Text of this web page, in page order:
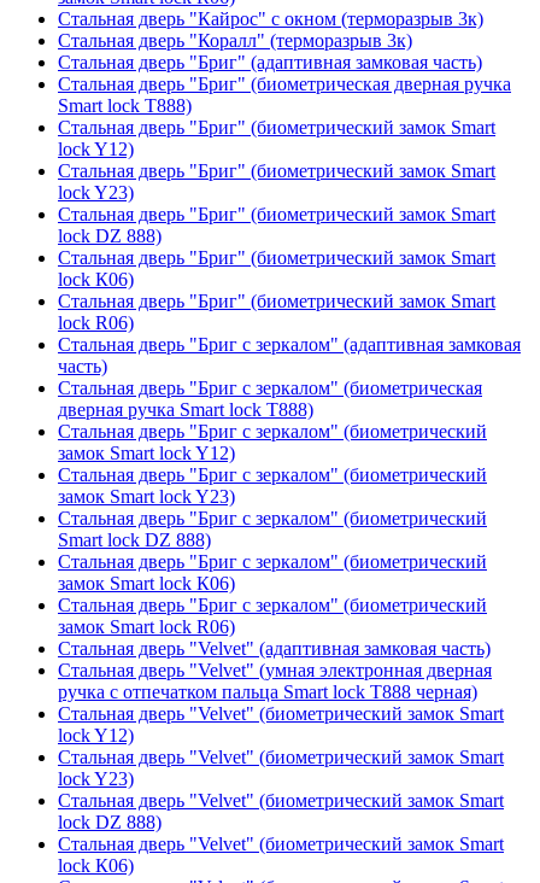
Стальная дверь "Кайрос" с окном (терморазрыв 3к)
Стальная дверь "Коралл" (терморазрыв 3к)
Стальная дверь "Бриг" (адаптивная замковая часть)
Стальная дверь "Бриг" (биометрическая дверная ручка
Smart lock T888)
Стальная дверь "Бриг" (биометрический замок Smart
lock Y12)
Стальная дверь "Бриг" (биометрический замок Smart
lock Y23)
Стальная дверь "Бриг" (биометрический замок Smart
lock DZ 888)
Стальная дверь "Бриг" (биометрический замок Smart
lock К06)
Стальная дверь "Бриг" (биометрический замок Smart
lock R06)
Стальная дверь "Бриг с зеркалом" (адаптивная замковая
часть)
Стальная дверь "Бриг с зеркалом" (биометрическая
дверная ручка Smart lock T888)
Стальная дверь "Бриг с зеркалом" (биометрический
замок Smart lock Y12)
Стальная дверь "Бриг с зеркалом" (биометрический
замок Smart lock Y23)
Стальная дверь "Бриг с зеркалом" (биометрический
Smart lock DZ 888)
Стальная дверь "Бриг с зеркалом" (биометрический
замок Smart lock К06)
Стальная дверь "Бриг с зеркалом" (биометрический
замок Smart lock R06)
Стальная дверь "Velvet" (адаптивная замковая часть)
Стальная дверь "Velvet" (умная электронная дверная
ручка с отпечатком пальца Smart lock T888 черная)
Стальная дверь "Velvet" (биометрический замок Smart
lock Y12)
Стальная дверь "Velvet" (биометрический замок Smart
lock Y23)
Стальная дверь "Velvet" (биометрический замок Smart
lock DZ 888)
Стальная дверь "Velvet" (биометрический замок Smart
lock К06)